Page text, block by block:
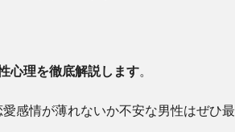
心理を徹底解説します。
感情が薄れないか不安な男性はぜひ最